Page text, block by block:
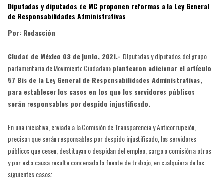
Diputadas y diputados de MC proponen reformas a la Ley General
de Responsabilidades Administrativas
Por: Redacción
Ciudad de México 03 de junio, 2021.- Diputadas y diputados del grupo
parlamentario de Movimiento Ciudadanoplantearon adicionar el artículo
57 Bis de la Ley General de Responsabilidades Administrativas,
para establecer los casos en los que los servidores públicos
serán responsables por despido injustificado.
En una iniciativa, enviada a la Comisión de Transparencia y Anticorrupción,
precisan que serán responsables por despido injustificado, los servidores
públicos que cesen, destituyan o despidan del empleo, cargo o comisión a otros
y por esta causa resulte condenada la fuente de trabajo, en cualquiera de los
siguientes casos: